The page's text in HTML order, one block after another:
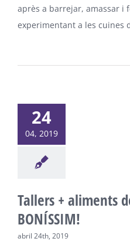
après a barrejar, amassar i
experimentant a les cuines
24
04, 2019
Tallers + aliments
BONÍSSIM!
abril 24th, 2019